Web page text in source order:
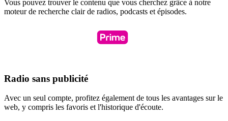
Vous pouvez trouver le contenu que vous cherchez grâce à notre
moteur de recherche clair de radios, podcasts et épisodes.
Radio sans publicité
Avec un seul compte, profitez également de tous les avantages sur le
web, y compris les favoris et l'historique d'écoute.